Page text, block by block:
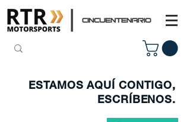
ESTAMOS AQUÍ CONTIGO,
ESCRÍBENOS.